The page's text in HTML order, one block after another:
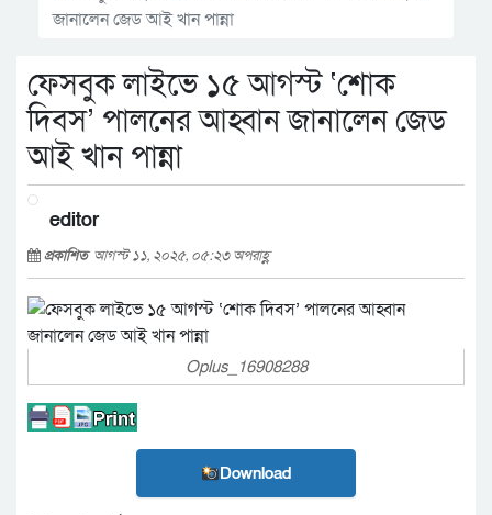
জানালেন জেড আই খান পান্না
ফেসবুক লাইভে ১৫ আগস্ট ‘শোক
দিবস’ পালনের আহ্বান জানালেন জেড
আই খান পান্না
editor
প্রকাশিত আগস্ট ১১, ২০২৫, ০৫:২৩ অপরাহ্ণ
Oplus_16908288
Download